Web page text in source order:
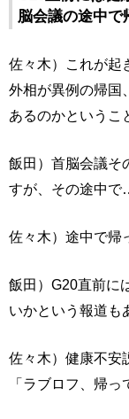
脳会議の途中で
佐々木）これが起
外相が異例の帰国
あるのかというこ
飯田）首脳会議そ
すが、その途中で
佐々木）途中で帰
飯田）G20直前に
いかという報道も
佐々木）健康不安
「ラブロフ、帰